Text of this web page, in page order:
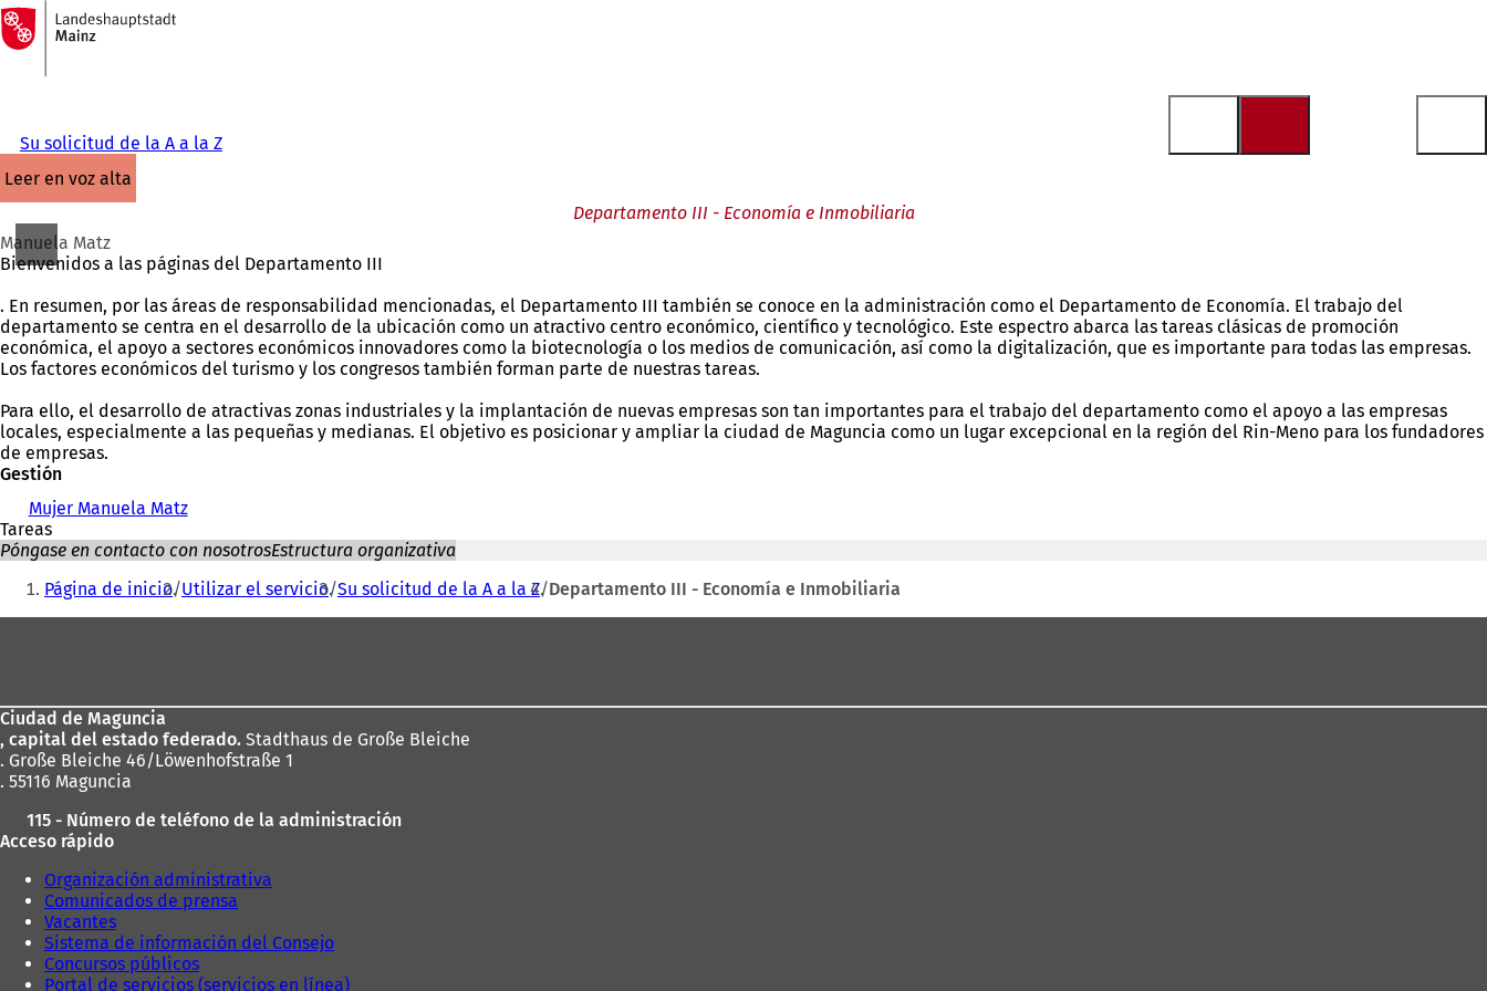
Saltar al contenido
A
la
página
Su solicitud de la A a la Z
leer en voz alta
Departamento III - Economía e Inmobiliaria
Manuela Matz
Bienvenidos a las páginas del Departamento III
. En resumen, por las áreas de responsabilidad mencionadas, el Departamento III también se conoce en la administración como el Departamento de Economía. El trabajo del
departamento se centra en el desarrollo de la ubicación como un atractivo centro económico, científico y tecnológico. Este espectro abarca las tareas clásicas de promoción
económica, el apoyo a sectores económicos innovadores como la biotecnología o los medios de comunicación, así como la digitalización, que es importante para todas las empresas.
Los factores económicos del turismo y los congresos también forman parte de nuestras tareas.
Para ello, el desarrollo de atractivas zonas industriales y la implantación de nuevas empresas son tan importantes para el trabajo del departamento como el apoyo a las empresas
locales, especialmente a las pequeñas y medianas. El objetivo es posicionar y ampliar la ciudad de Maguncia como un lugar excepcional en la región del Rin-Meno para los fundadores
de empresas.
Gestión
Mujer Manuela Matz
Tareas
Póngase en contacto con nosotrosEstructura organizativa
Estás
aquí:
Página de inicio Utilizar el servicio Su solicitud de la A a la Z Departamento III - Economía e Inmobiliaria
pies
Ciudad de Maguncia
, capital del estado federado. Stadthaus de Große Bleiche
. Große Bleiche 46/Löwenhofstraße 1
. 55116 Maguncia
115 - Número de teléfono de la administración
Acceso rápido
Organización administrativa
Comunicados de prensa
Vacantes
Sistema de información del Consejo
Concursos públicos
Portal de servicios (servicios en línea)